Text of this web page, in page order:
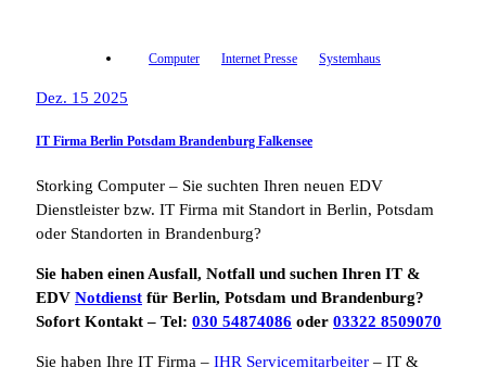
Computer Internet Presse Systemhaus
Dez. 15 2025
IT Firma Berlin Potsdam Brandenburg Falkensee
Storking Computer – Sie suchten Ihren neuen EDV
Dienstleister bzw. IT Firma mit Standort in Berlin, Potsdam
oder Standorten in Brandenburg?
Sie haben einen Ausfall, Notfall und suchen Ihren IT &
EDV Notdienst für Berlin, Potsdam und Brandenburg?
Sofort Kontakt – Tel: 030 54874086 oder 03322 8509070
Sie haben Ihre IT Firma – IHR Servicemitarbeiter – IT &